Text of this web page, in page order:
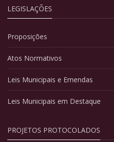
LEGISLAÇÕES
Proposições
Atos Normativos
Leis Municipais e Emendas
Leis Municipais em Destaque
PROJETOS PROTOCOLADOS